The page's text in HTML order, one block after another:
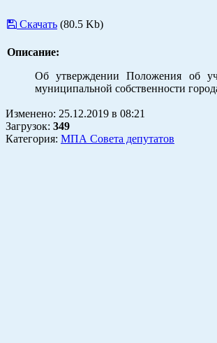
Скачать (80.5 Kb)
Описание:
Об утверждении Положения об
муниципальной собственности
Изменено: 25.12.2019 в 08:21
Загрузок: 349
Категория: МПА Совета депутатов